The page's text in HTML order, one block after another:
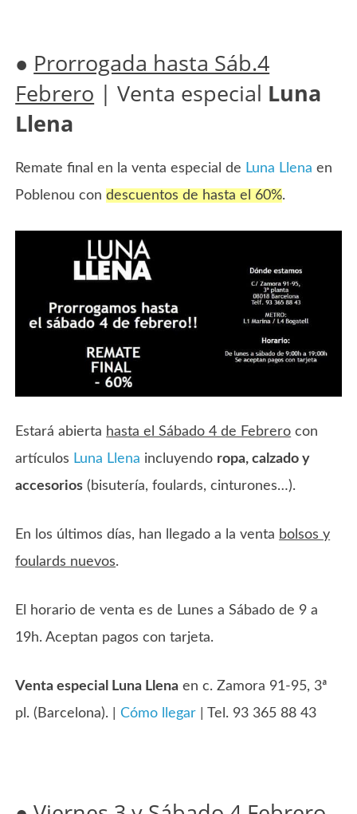
● Prorrogada hasta Sáb.4
Febrero | Venta especial Luna
Llena
Remate final en la venta especial de Luna Llena en
Poblenou condescuentos de hasta el 60%.
Estará abierta hasta el Sábado 4 de Febrero con
artículos Luna Llena incluyendo ropa, calzado y
accesorios (bisutería, foulards, cinturones…).
En los últimos días, han llegado a la venta bolsos y
foulards nuevos.
El horario de venta es de Lunes a Sábado de 9 a
19h. Aceptan pagos con tarjeta.
Venta especial Luna Llena en c. Zamora 91-95, 3ª
pl. (Barcelona). |Cómo llegar | Tel. 93 365 88 43